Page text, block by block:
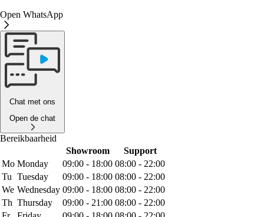
Open WhatsApp
Chat met ons
Open de chat
Bereikbaarheid
Showroom
Support
Mo Monday 09:00 - 18:00 08:00 - 22:00
Tu Tuesday 09:00 - 18:00 08:00 - 22:00
We Wednesday 09:00 - 18:00 08:00 - 22:00
Th Thursday 09:00 - 21:00 08:00 - 22:00